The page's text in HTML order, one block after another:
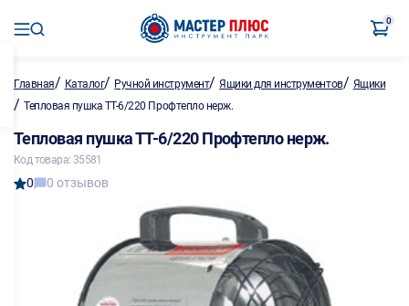
0
Главная/ Каталог/ Ручной инструмент/Ящики для инструментов/ Ящики
/ Тепловая пушка ТТ-6/220 Профтепло нерж.
Тепловая пушка ТТ-6/220 Профтепло нерж.
Код товара: 35581
0 0 отзывов